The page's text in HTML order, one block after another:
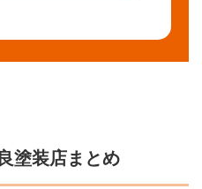
塗装店まとめ